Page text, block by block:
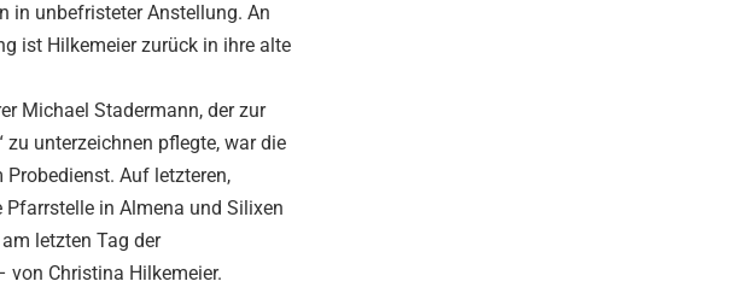
in unbefristeter Anstellung. An
ist Hilkemeier zurück in ihre alte
Michael Stadermann, der zur
unterzeichnen pflegte, war die
Auf letzteren,
in Almena und Silixen
letzten Tag der
von Christina Hilkemeier.